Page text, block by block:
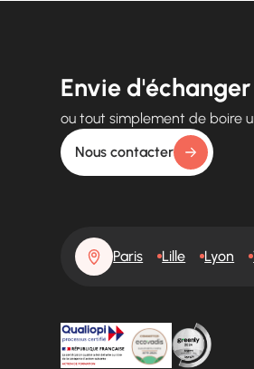
Envie
ou tout simplement de boire
Nous contacter
Paris Lille Lyon